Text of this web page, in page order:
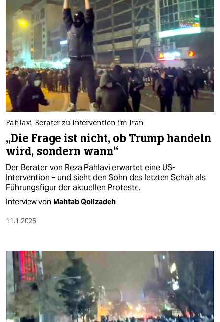
Pahlavi-Berater zu Intervention im Iran
„Die Frage ist nicht, ob Trump handeln
wird, sondern wann“
Der Berater von Reza Pahlavi erwartet eine US-
Intervention – und sieht den Sohn des letzten Schah als
Führungsfigur der aktuellen Proteste.
Interview von Mahtab Qolizadeh
11.1.2026